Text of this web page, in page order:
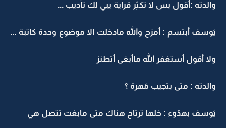
والدته :أقول بس لا تكثِر قراية يبي لك تأديب ...
يُوسف أبتسم : أمزح والله مادخلت الا موضوع وحدة كاتبة ...
ولا أقول أستغفر الله ماأبغى أتطنز
والدته : متى بتجيب مُهرة ؟
يُوسف بهدُوء : خلها ترتاح هناك متى مابغت تتصل هي